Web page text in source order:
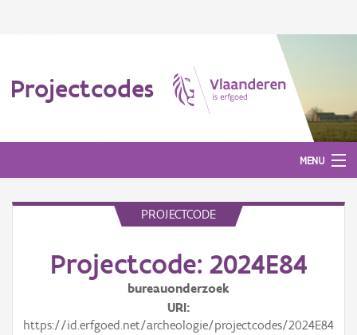
Projectcodes
MENU
PROJECTCODE
Projectcode: 2024E84
bureauonderzoek
URI
https://id.erfgoed.net/archeologie/projectcodes/2024E84